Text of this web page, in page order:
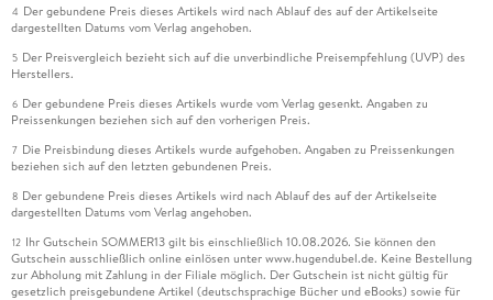
4 Der gebundene Preis dieses Artikels wird nach Ablauf des auf der Artikelseite
dargestellten Datums vom Verlag angehoben.
5 Der Preisvergleich bezieht sich auf die unverbindliche Preisempfehlung (UVP) des
Herstellers.
6 Der gebundene Preis dieses Artikels wurde vom Verlag gesenkt. Angaben zu
Preissenkungen beziehen sich auf den vorherigen Preis.
7 Die Preisbindung dieses Artikels wurde aufgehoben. Angaben zu Preissenkungen
beziehen sich auf den letzten gebundenen Preis.
8 Der gebundene Preis dieses Artikels wird nach Ablauf des auf der Artikelseite
dargestellten Datums vom Verlag angehoben.
12 Ihr Gutschein SOMMER13 gilt bis einschließlich 10.08.2026. Sie können den
Gutschein ausschließlich online einlösen unter www.hugendubel.de. Keine Bestellung
zur Abholung mit Zahlung in der Filiale möglich. Der Gutschein ist nicht gültig für
gesetzlich preisgebundene Artikel (deutschsprachige Bücher und eBooks) sowie für